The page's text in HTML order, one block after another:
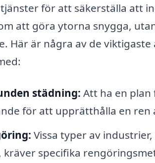
för att säkerställa att
att göra ytorna snygga,
Här är några av de
städning: Att ha en plan
för att upprätthålla en ren
Vissa typer av
kräver specifika